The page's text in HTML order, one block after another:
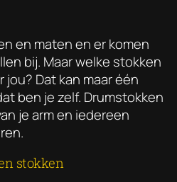
en maten en er komen
bij. Maar welke stokken
Dat kan maar één
ben je zelf. Drumstokken
je arm en iedereen
stokken